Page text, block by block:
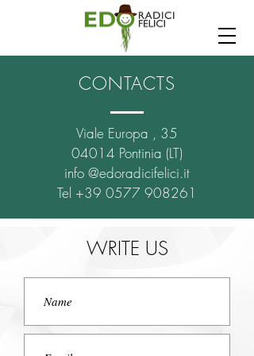
CONTACTS
Viale Europa , 35
04014 Pontinia (LT)
info @edoradicifelici.it
Tel +39 0577 908261
WRITE US